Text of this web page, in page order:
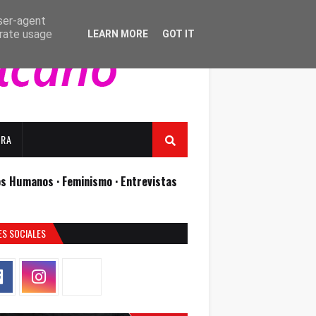
Humanos · Feminismo · Entrevistas
SOCIALES
agent
usage
LEARN MORE GOT IT